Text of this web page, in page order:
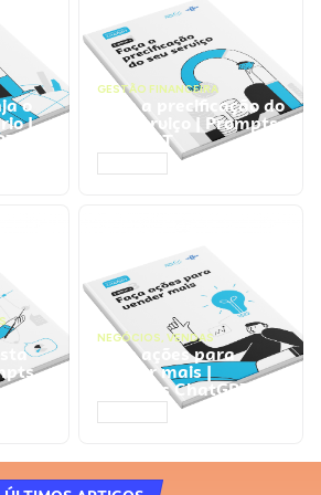
o
|
GESTÃO FINANCEIRA
Faça a precificação do
seu serviço | Prompts
ChatGPT
NEGÓCIOS, VENDAS
Faça ações para
vender mais |
Prompts ChatGPT